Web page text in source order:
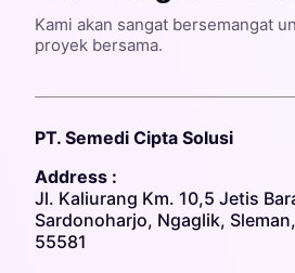
Kami akan sangat bersemangat
proyek bersama.
PT. Semedi Cipta Solusi
Address :
Jl. Kaliurang Km. 10,5 Jetis
Sardonoharjo, Ngaglik,
55581